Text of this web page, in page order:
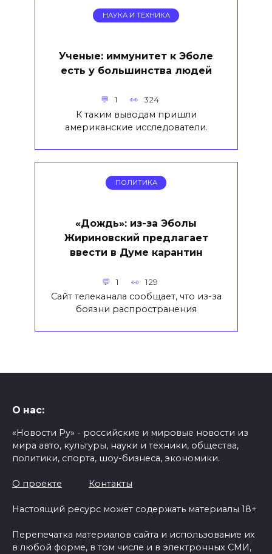
НАУКА И ТЕХНИКА
Ученые: иммунитет к Эболе
есть у большинства людей
1 324
К таким выводам пришли
американские исследователи.
ПОЛИТИКА
«Дождь»: из-за Эболы
Жириновский предлагает
ввести в Думе карантин
1 129
Сайт телеканала сообщает, что из-за
боязни распространения
О нас:
«Новости Ру» - российские и мировые новости из
мира авто, культуры, науки и техники, общества,
политики, спорта, шоу-бизнеса, экономики.
О проекте Контакты
Настоящий ресурс может содержать материалы 18+
Перепечатка материалов сайта и использование их
в любой форме, в том числе и в электронных СМИ,